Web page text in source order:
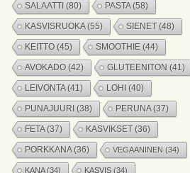
SALAATTI (80) PASTA(58)
KASVISRUOKA(55) SIENET (48)
KEITTO (45) SMOOTHIE (44)
AVOKADO (42) GLUTEENITON (41)
LEIVONTA(41) LOHI (40)
PUNAJUURI (38) PERUNA(37)
FETA(37) KASVIKSET (36)
PORKKANA(36) VEGAANINEN (34)
KANA(34) KASVIS (34)